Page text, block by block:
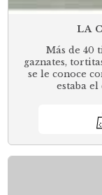
LA
Más de 40
gaznates,
se le conoce
estaba